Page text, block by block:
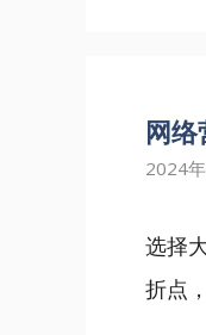
网
2024
选择
折点